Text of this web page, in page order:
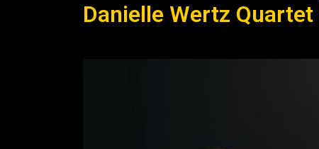
Danielle Wertz Quartet